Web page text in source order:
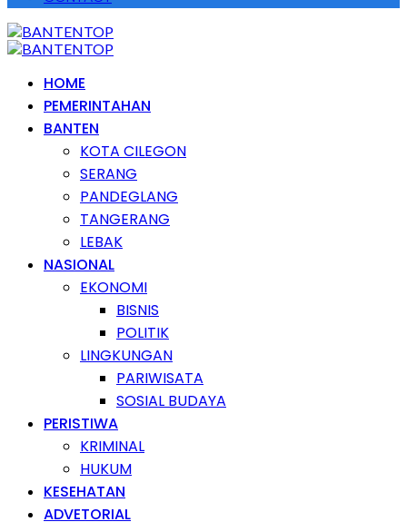
HOME
PEMERINTAHAN
BANTEN
KOTA CILEGON
SERANG
PANDEGLANG
TANGERANG
LEBAK
NASIONAL
EKONOMI
BISNIS
POLITIK
LINGKUNGAN
PARIWISATA
SOSIAL BUDAYA
PERISTIWA
KRIMINAL
HUKUM
KESEHATAN
ADVETORIAL